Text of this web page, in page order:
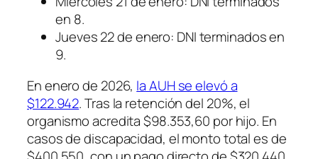
en 8.
Jueves 22 de enero: DNI terminados en
9.
En enero de 2026, la AUH se elevó a
$122.942. Tras la retención del 20%, el
organismo acredita $98.353,60 por hijo. En
casos de discapacidad, el monto total es de